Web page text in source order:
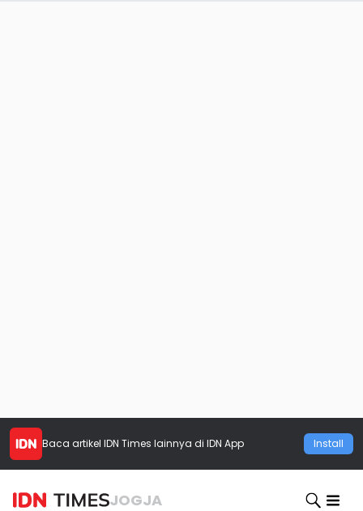
Baca artikel IDN Times lainnya di IDN App Install
JOGJA